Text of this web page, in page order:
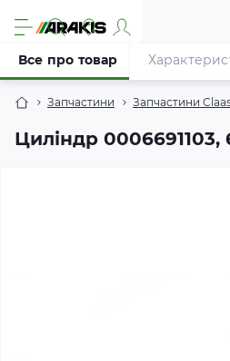
Запчастини Запчастини
Циліндр 0006691103,
Все про товар